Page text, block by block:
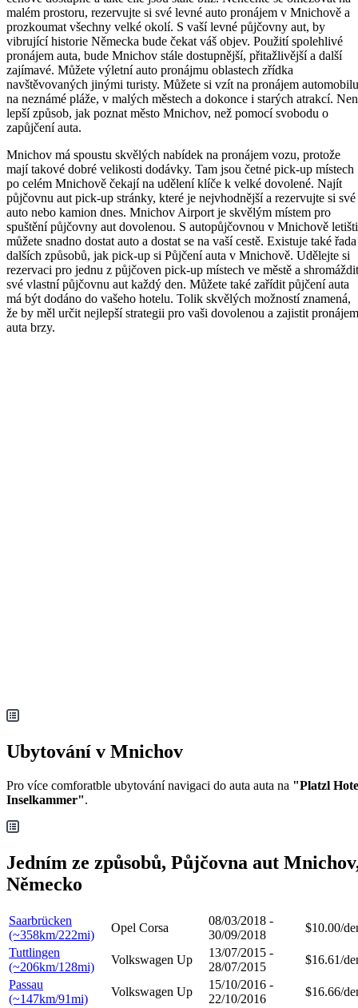
malém prostoru, rezervujte si své levné auto pronájem v Mnichově a
prozkoumat všechny velké okolí. S vaší levné půjčovny aut, by
vibrující historie Německa bude čekat váš objev. Použití spolehlivé
pronájem auta, bude Mnichov stále dostupnější, přitažlivější a další
zajímavé. Můžete výletní auto pronájmu oblastech zřídka
navštěvovaných jinými turisty. Můžete si vzít na pronájem automobilu
na neznámé pláže, v malých městech a dokonce i starých atrakcí.
lepší způsob, jak poznat město Mnichov, než pomocí svobodu o
zapůjčení auta.
Mnichov má spoustu skvělých nabídek na pronájem vozu, protože
mají takové dobré velikosti dodávky. Tam jsou četné pick-up místech
po celém Mnichově čekají na udělení klíče k velké dovolené. Najít
půjčovnu aut pick-up stránky, které je nejvhodnější a rezervujte si své
auto nebo kamion dnes. Mnichov Airport je skvělým místem pro
spuštění půjčovny aut dovolenou. S autopůjčovnou v Mnichově
můžete snadno dostat auto a dostat se na vaší cestě. Existuje také řada
dalších způsobů, jak pick-up si Půjčení auta v Mnichově. Udělejte si
rezervaci pro jednu z půjčoven pick-up místech ve městě a shromáždit
své vlastní půjčovnu aut každý den. Můžete také zařídit půjčení auta
má být dodáno do vašeho hotelu. Tolik skvělých možností znamená,
že by měl určit nejlepší strategii pro vaši dovolenou a zajistit pronájem
auta brzy.
Ubytování v Mnichov
Pro více comforatble ubytování navigaci do auta auta na "Platzl
Inselkammer".
Jedním ze způsobů, Půjčovna aut
Německo
Saarbrücken
(~358km/222mi)
Opel Corsa
08/03/2018 -
30/09/2018
$10.00/
Tuttlingen
(~206km/128mi)
Volkswagen Up
13/07/2015 -
28/07/2015
$16.61/
Passau
(~147km/91mi)
Volkswagen Up
15/10/2016 -
22/10/2016
$16.66/